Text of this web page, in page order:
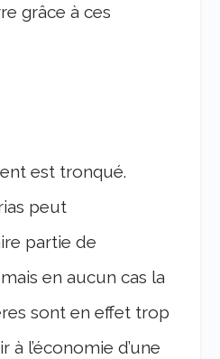
grâce à ces
est tronqué.
peut
partie de
en aucun cas la
sont en effet trop
l’économie d’une